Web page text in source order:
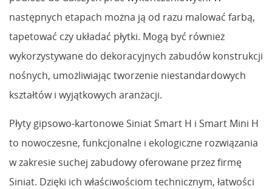
następnych etapach można ją od razu malować farbą,
tapetować czy układać płytki. Mogą być również
wykorzystywane do dekoracyjnych zabudów konstrukcji
nośnych, umożliwiając tworzenie niestandardowych
kształtów i wyjątkowych aranżacji.
Płyty gipsowo-kartonowe Siniat Smart H i Smart Mini H
to nowoczesne, funkcjonalne i ekologiczne rozwiązania
w zakresie suchej zabudowy oferowane przez firmę
Siniat. Dzięki ich właściwościom technicznym, łatwości